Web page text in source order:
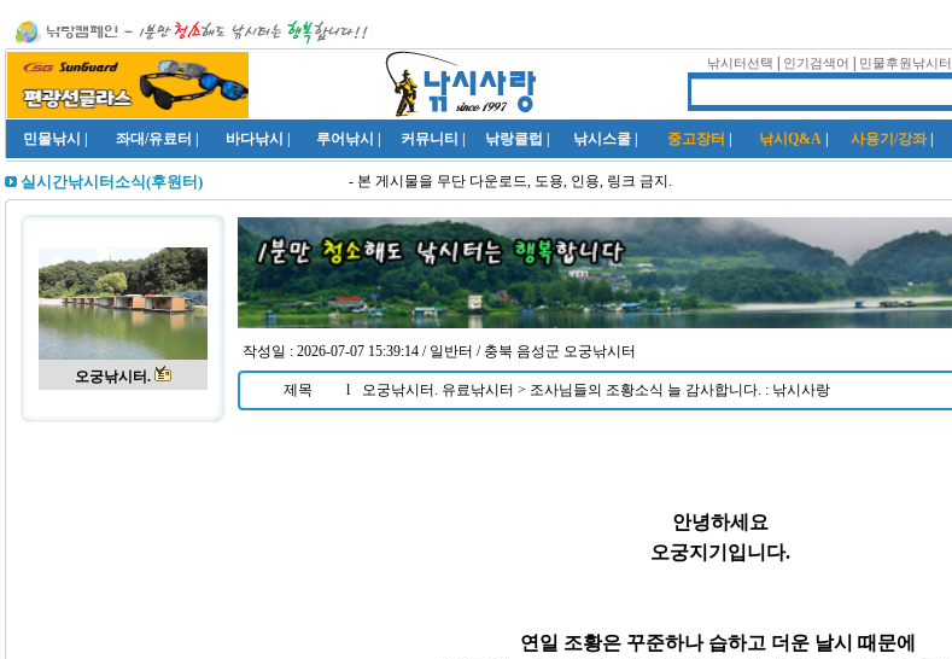
낚시터선택 인기검색어 민물후원낚시터
민물낚시 좌대/유료터 바다낚시 루어낚시 커뮤니티 낚랑클럽 낚시스쿨 중고장터 낚시Q&A 사용기/강좌
실시간낚시터소식(후원터) - 본 게시물을 무단 다운로드, 도용, 인용, 링크 금지.
오궁낚시터.
작성일 : 2026-07-07 15:39:14 / 일반터 / 충북 음성군 오궁낚시터
제목 l 오궁낚시터. 유료낚시터 > 조사님들의 조황소식 늘 감사합니다. : 낚시사랑
안녕하세요
오궁지기입니다.
연일 조황은 꾸준하나 습하고 더운 날시 때문에